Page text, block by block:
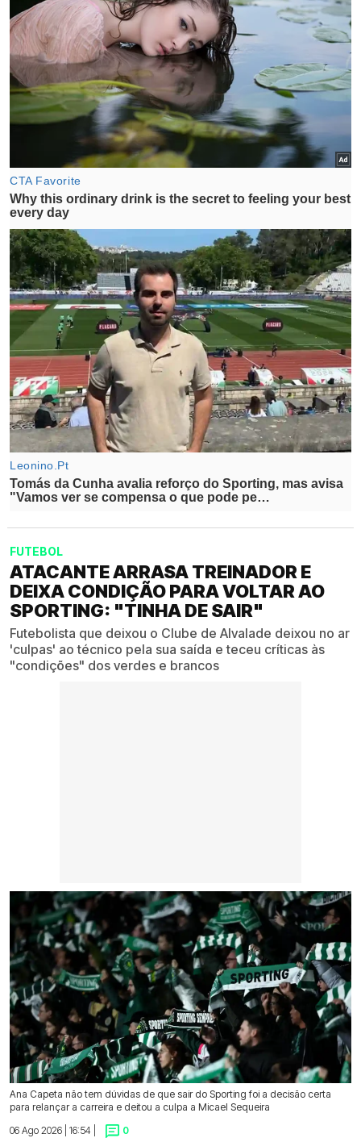
FUTEBOL
ATACANTE ARRASA TREINADOR E
DEIXA CONDIÇÃO PARA VOLTAR AO
SPORTING: "TINHA DE SAIR"
Futebolista que deixou o Clube de Alvalade deixou no ar
'culpas' ao técnico pela sua saída e teceu críticas às
"condições" dos verdes e brancos
Ana Capeta não tem dúvidas de que sair do Sporting foi a decisão certa
para relançar a carreira e deitou a culpa a Micael Sequeira
06 Ago 2026 | 16:54 |
0